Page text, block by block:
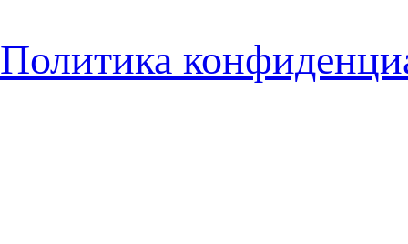
Политика